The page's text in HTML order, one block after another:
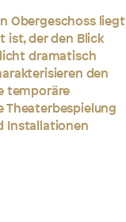
Obergeschoss liegt
ist, der den Blick
dramatisch
den
temporäre
Theaterbespielung
Installationen